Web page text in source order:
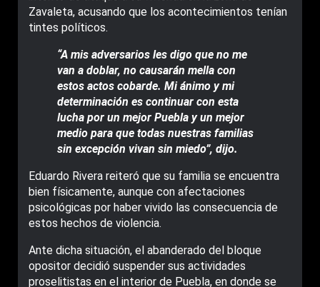
Zavaleta, acusando que los acontecimientos tenían
tintes políticos.
“A mis adversarios les digo que no me
van a doblar, no causarán mella con
estos actos cobarde. Mi ánimo y mi
determinación es continuar con esta
lucha por un mejor Puebla y un mejor
medio para que todas nuestras familias
sin excepción vivan sin miedo”, dijo.
Eduardo Rivera reiteró que su familia se encuentra
bien físicamente, aunque con afectaciones
psicológicas por haber vivido las consecuencia de
estos hechos de violencia.
Ante dicha situación, el abanderado del bloque
opositor decidió suspender sus actividades
proselitistas en el interior de Puebla, en donde se